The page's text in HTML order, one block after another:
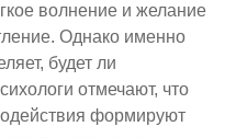
волнение и желание
Однако именно
будет ли
отмечают, что
формируют